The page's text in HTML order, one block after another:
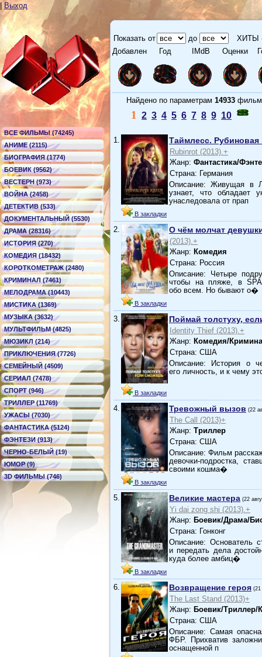
Выход
ВСЕ ФИЛЬМЫ (74245)
АНИМЕ (2115)
БИОГРАФИЯ (1774)
БОЕВИК (9562)
ВЕСТЕРН (973)
ВОЙНА (2458)
ДЕТЕКТИВ (533)
ДОКУМЕНТАЛЬНЫЙ (5530)
ДРАМА (28316)
ИСТОРИЯ (270)
КОМЕДИЯ (18432)
КОРОТКОМЕТРАЖ (2480)
КРИМИНАЛ (7461)
МЕЛОДРАМА (10443)
МИСТИКА (1369)
МУЗЫКА (3632)
МУЛЬТФИЛЬМ (4825)
МЮЗИКЛ (214)
ПРИКЛЮЧЕНИЯ (7726)
СЕМЕЙНЫЙ (4509)
СЕРИАЛ (7478)
СПОРТ (946)
ТРИЛЛЕР (11769)
УЖАСЫ (7030)
ФАНТАСТИКА (5124)
ФЭНТЕЗИ (913)
ЧЕРНО-БЕЛЫЙ (19)
ЮМОР (9)
3D ФИЛЬМЫ (746)
Показать от до
ХИТЫ
Добавлен Год IMdB Оценки
Найдено по параметрам 14933
1 2 3 4 5 6 7 8 9 10
1.
В закладки
Таймлесс. Рубиновая
Rubinrot (2013).+
Жанр: Фантастика/
Страна: Германия
Описание: Живущая в
узнает, что обладает
унаследовала от прап
2.
В закладки
О чём молчат
(2013).+
Жанр: Комедия
Страна: Россия
Описание: Четыре
чтобы на пляже, в SPA
обо всем. Но бывают о�
3.
В закладки
Поймай толстуху,
Identity Thief (2013).+
Жанр: Комедия/
Страна: США
Описание: История о
его личность, и к чему
4.
В закладки
Тревожный вызов (22
The Call (2013)+
Жанр: Триллер
Страна: США
Описание: Фильм
девочки-подростка,
своими кошма�
5.
В закладки
Великие мастера (22
Yi dai zong shi (2013).+
Жанр: Боевик/Драма/
Страна: Гонконг
Описание: Основатель
и передать дела
куда более амбиц�
6. Возвращение героя (21
The Last Stand (2013)+
Жанр: Боевик/Триллер/
Страна: США
Описание: Самая
ФБР. Прихватив
оснащенной п